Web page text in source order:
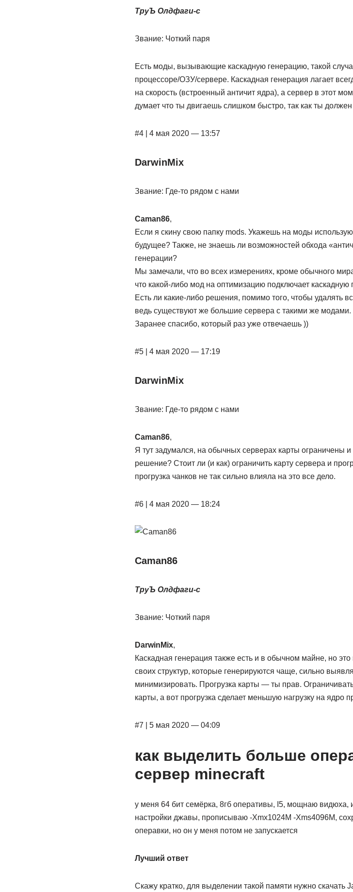
ТруЪ Олдфаги-с
Звание: Чоткий паря
Есть моды, вызывающие каскадную генерацию, такой
процессоре/ОЗУ/сервере. Каскадная генерация лагает
на скорость (встроенный античит ядра), а сервер в этот
думает что ты двигаешь слишком быстро, так как ты
#4 | 4 мая 2020 — 13:57
DarwinMix
Звание: Где-то рядом с нами
Caman86,
Если я скину свою папку mods. Укажешь на моды
будущее? Также, не знаешь ли возможностей обхода
генерации?
Мы замечали, что во всех измерениях, кроме обычного
что какой-либо мод на оптимизацию подключает каскадную
Есть ли какие-либо решения, помимо того, чтобы удалять
ведь существуют же большие сервера с такими же модами.
Заранее спасибо, который раз уже отвечаешь ))
#5 | 4 мая 2020 — 17:19
DarwinMix
Звание: Где-то рядом с нами
Caman86,
Я тут задумался, на обычных серверах карты ограничены
решение? Стоит ли (и как) ограничить карту сервера и
прогрузка чанков не так сильно влияла на это все дело.
#6 | 4 мая 2020 — 18:24
Caman86
ТруЪ Олдфаги-с
Звание: Чоткий паря
DarwinMix,
Каскадная генерация также есть и в обычном майне, но
своих структур, которые генерируются чаще, сильно
минимизировать. Прогрузка карты — ты прав.
карты, а вот прогрузка сделает меньшую нагрузку на ядро
#7 | 5 мая 2020 — 04:09
как выделить больше
сервер minecraft
у меня 64 бит семёрка, 8гб оперативы, I5, мощнаю видюха,
настройки джавы, прописываю -Xmx1024M -Xms4096M,
операвки, но он у меня потом не запускается
Лучший ответ
Скажу кратко, для выделении такой памяти нужно скачать